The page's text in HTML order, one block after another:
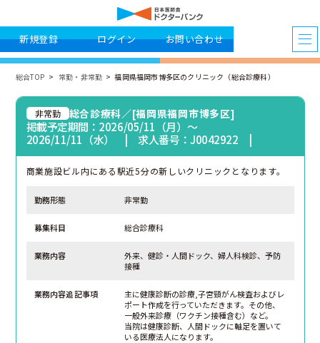
新規登録 ログイン お問い合わせ
総合TOP 常勤・非常勤 福岡県福岡市博多区のクリニック（総合診療科）
非常勤 総合診療科／[福岡県福岡市博多区]
掲載予定期間：2026/05/11（月）〜
2026/11/11（水） | 求人番号：J0042922 |
商業施設ビル内にある駅近5分の新しいクリニックとなります。
勤務形態 非常勤
募集科目 総合診療科
業務内容
外来、健診・人間ドック、婦人科検診、予防
接種
業務内容追記事項
主に健康診断の診療,子宮頸がん検査およびレ
ポート作成を行っていただきます。その他、
一般外来診療（ワクチン接種含む）など。
当院は健康診断、人間ドックに軸足を置いて
いる医療法人になります。